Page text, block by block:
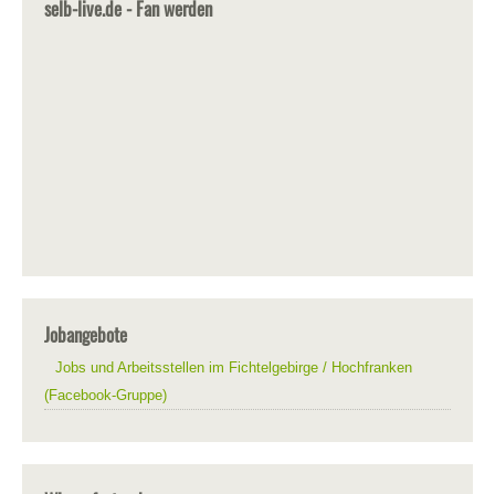
selb-live.de - Fan werden
Jobangebote
Jobs und Arbeitsstellen im Fichtelgebirge / Hochfranken
(Facebook-Gruppe)